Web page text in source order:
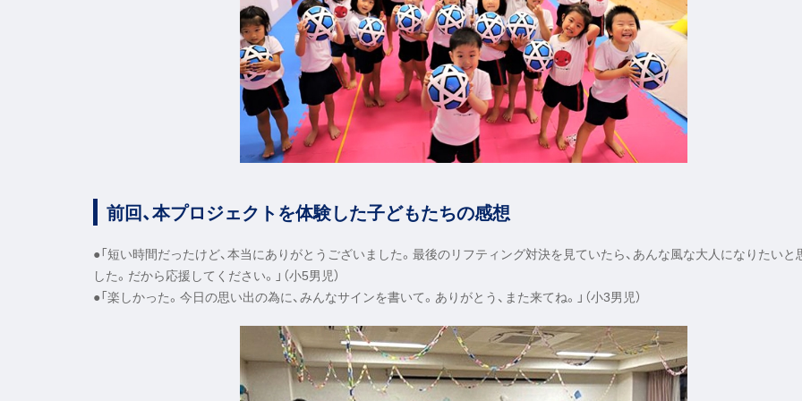
前回、本プロジェクトを体験した子どもたちの感想
●「短い時間だったけど、本当にありがとうございました。最後のリフティング対決を見ていたら、あんな風な大人になりたいと
した。だから応援してください。」（小5男児）
●「楽しかった。今日の思い出の為に、みんなサインを書いて。ありがとう、また来てね。」（小3男児）